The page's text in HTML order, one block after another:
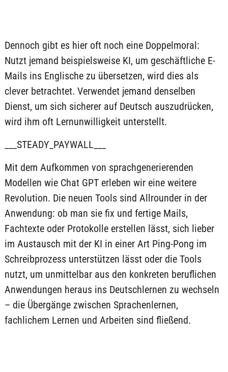
Dennoch gibt es hier oft noch eine Doppelmoral:
Nutzt jemand beispielsweise KI, um geschäftliche E-
Mails ins Englische zu übersetzen, wird dies als
clever betrachtet. Verwendet jemand denselben
Dienst, um sich sicherer auf Deutsch auszudrücken,
wird ihm oft Lernunwilligkeit unterstellt.
___STEADY_PAYWALL___
Mit dem Aufkommen von sprachgenerierenden
Modellen wie Chat GPT erleben wir eine weitere
Revolution. Die neuen Tools sind Allrounder in der
Anwendung: ob man sie fix und fertige Mails,
Fachtexte oder Protokolle erstellen lässt, sich lieber
im Austausch mit der KI in einer Art Ping-Pong im
Schreibprozess unterstützen lässt oder die Tools
nutzt, um unmittelbar aus den konkreten beruflichen
Anwendungen heraus ins Deutschlernen zu wechseln
– die Übergänge zwischen Sprachenlernen,
fachlichem Lernen und Arbeiten sind fließend.